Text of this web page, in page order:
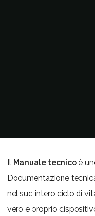
Il Manuale tecnico è
Documentazione
nel suo intero ciclo di
vero e proprio